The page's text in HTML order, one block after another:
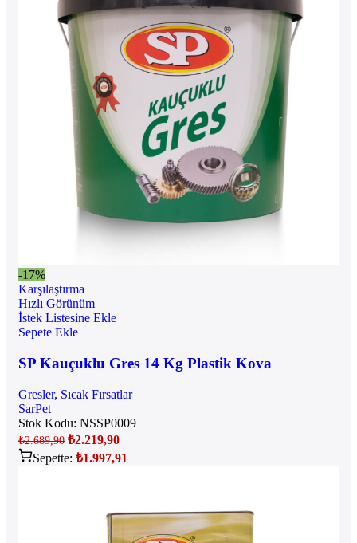
-17%
Karşılaştırma
Hızlı Görünüm
İstek Listesine Ekle
Sepete Ekle
SP Kauçuklu Gres 14 Kg Plastik Kova
Gresler, Sıcak Fırsatlar
SarPet
Stok Kodu: NSSP0009
₺2.689,90 ₺2.219,90
Sepette: ₺1.997,91